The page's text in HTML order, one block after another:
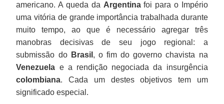
americano. A queda da Argentinafoi para o Império
uma vitória de grande importância trabalhada durante
muito tempo, ao que é necessário agregar três
manobras decisivas de seu jogo regional: a
submissão do Brasil , o fim do governo chavista na
Venezuela e a rendição negociada da insurgência
colombiana. Cada um destes objetivos tem um
significado especial.